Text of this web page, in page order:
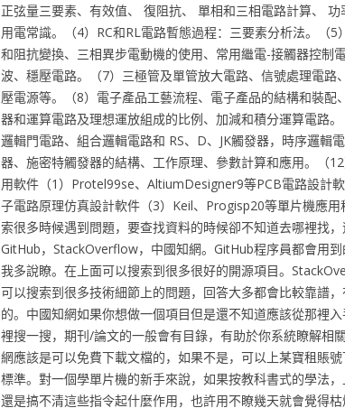
正弦量三要素、有效值、 復阻抗、 單相和三相電路計算、
用電常識。（4）RC和RL電路暫態過程：三要素分析法。（
和阻抗變換、三相異步電動機的使用、常用繼電-接觸器控制
波、穩壓電路。（7）三極管及單管放大電路、信號處理電
壓電源等。（8）電子產品工藝流程、電子產品的結構和裝
器和運算電路及理想運放組成的比例、加減和積分運算電路
邏輯門電路、組合邏輯電路和 RS、D、JK觸發器，時序邏輯
器、施密特觸發器的結構、工作原理、參數計算和應用。（
用軟件（1）Protel99se、AltiumDesigner9等PCB電路設計
子電路原理仿真設計軟件（3）Keil、Progisp20等單片機應
索很多時候遇到問題，要查找資料的時候卻不知道去哪裡找，
GitHub，StackOverflow，中國知網。GitHub程序員都會用
我多說瞭。在上面可以搜索到很多很好的開源項目。
可以搜索到很多技術細節上的問題，回答大多都會比較靠譜
的。中國知網如果你想做一個項目但是還不知道應該從那裡
裡搜一搜，期刊/論文的一般會有目錄，有助於你系統瞭解相
網應該是可以免費下載文檔的，如果不是，可以上某寶租賬
標準。對一個學單片機的新手來說，如果按教科書式的學法
還是搞不清這些指令起什麼作用，也許用不瞭幾天就會覺得